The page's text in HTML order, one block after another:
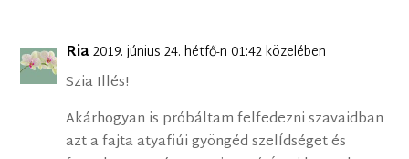
Ria2019. június 24. hétfő-n 01:42 közelében
Szia Illés!
Akárhogyan is próbáltam felfedezni szavaidban
azt a fajta atyafiúi gyöngéd szelÍdséget és